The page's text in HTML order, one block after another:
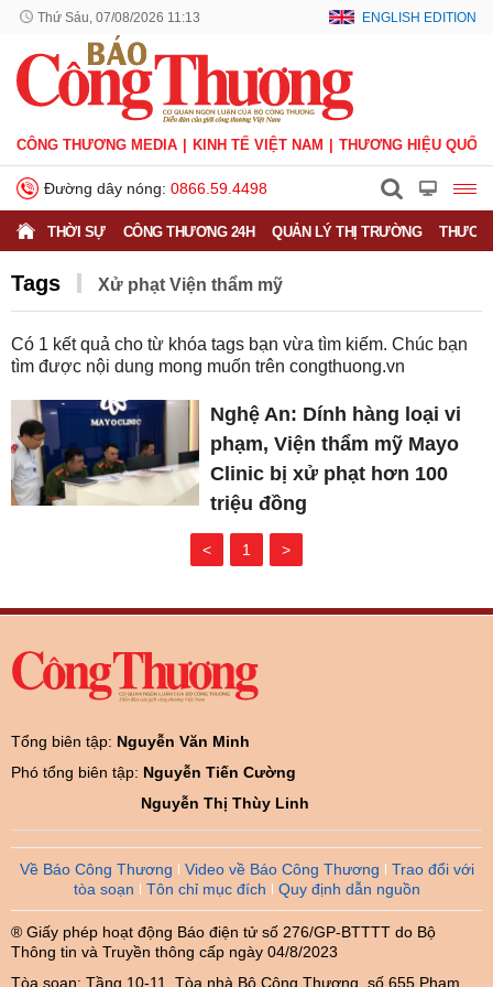
Thứ Sáu, 07/08/2026 11:13 ENGLISH EDITION
CÔNG THƯƠNG MEDIA KINH TẾ VIỆT NAM THƯƠNG HIỆU QUỐC
Đường dây nóng: 0866.59.4498
THỜI SỰ CÔNG THƯƠNG 24H QUẢN LÝ THỊ TRƯỜNG
Tags Xử phạt Viện thẩm mỹ
Có 1 kết quả cho từ khóa tags bạn vừa tìm kiếm. Chúc bạn
tìm được nội dung mong muốn trên congthuong.vn
Nghệ An: Dính hàng loại vi
phạm, Viện thẩm mỹ Mayo
Clinic bị xử phạt hơn 100
triệu đồng
< 1 >
Tổng biên tập: Nguyễn Văn Minh
Phó tổng biên tập: Nguyễn Tiến Cường
Nguyễn Thị Thùy Linh
Về Báo Công Thương Video về Báo Công Thương
Trao đổi với
tòa soạn
Tôn chỉ mục đích Quy định dẫn nguồn
® Giấy phép hoạt động Báo điện tử số 276/GP-BTTTT do Bộ
Thông tin và Truyền thông cấp ngày 04/8/2023
Tòa soạn: Tầng 10-11, Tòa nhà Bộ Công Thương, số 655 Phạm